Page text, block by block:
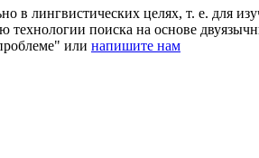
в лингвистических целях, т. е. для
технологии поиска на основе
или напишите нам